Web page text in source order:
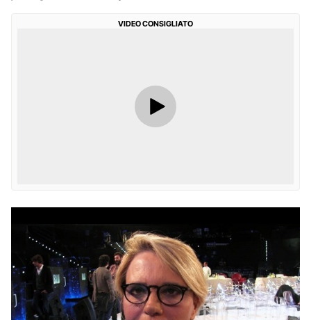
VIDEO CONSIGLIATO